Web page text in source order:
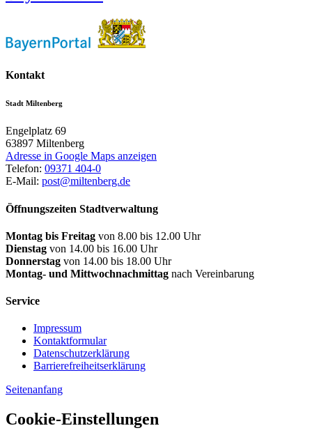
Kontakt
Stadt Miltenberg
Engelplatz 69
63897 Miltenberg
Adresse in Google Maps anzeigen
Telefon: 09371 404-0
E-Mail: post@miltenberg.de
Öffnungszeiten Stadtverwaltung
Montag bis Freitag von 8.00 bis 12.00 Uhr
Dienstag von 14.00 bis 16.00 Uhr
Donnerstag von 14.00 bis 18.00 Uhr
Montag- und Mittwochnachmittag nach Vereinbarung
Service
Impressum
Kontaktformular
Datenschutzerklärung
Barrierefreiheitserklärung
Seitenanfang
Cookie-Einstellungen